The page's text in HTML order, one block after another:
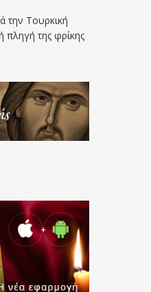
την Τουρκική
πληγή της φρίκης